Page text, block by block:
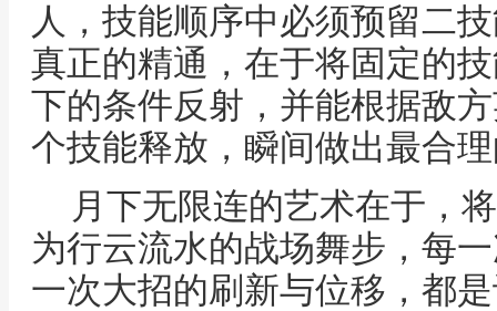
人，技能顺序中必须预留二
真正的精通，在于将固定的
下的条件反射，并能根据敌
个技能释放，瞬间做出最合
月下无限连的艺术在于，
为行云流水的战场舞步，每
一次大招的刷新与位移，都